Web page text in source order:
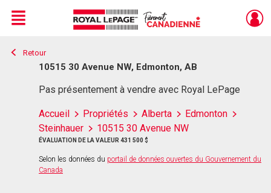
Live
En Direct
Menu
Retour
10515 30 Avenue NW, Edmonton, AB
Pas présentement à vendre avec Royal LePage
Accueil Propriétés Alberta
Edmonton
Steinhauer
10515 30 Avenue NW
ÉVALUATION DE LA VALEUR 431 500 $
Selon les données du portail de données ouvertes du Gouvernement du
Canada